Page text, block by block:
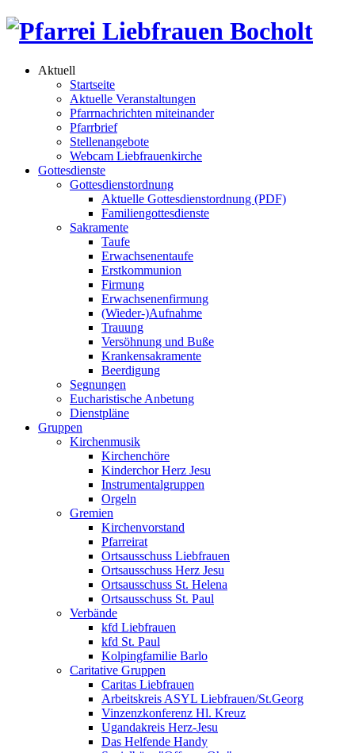
Aktuell
Startseite
Aktuelle Veranstaltungen
Pfarrnachrichten miteinander
Pfarrbrief
Stellenangebote
Webcam Liebfrauenkirche
Gottesdienste
Gottesdienstordnung
Aktuelle Gottesdienstordnung (PDF)
Familiengottesdienste
Sakramente
Taufe
Erwachsenentaufe
Erstkommunion
Firmung
Erwachsenenfirmung
(Wieder-)Aufnahme
Trauung
Versöhnung und Buße
Krankensakramente
Beerdigung
Segnungen
Eucharistische Anbetung
Dienstpläne
Gruppen
Kirchenmusik
Kirchenchöre
Kinderchor Herz Jesu
Instrumentalgruppen
Orgeln
Gremien
Kirchenvorstand
Pfarreirat
Ortsausschuss Liebfrauen
Ortsausschuss Herz Jesu
Ortsausschuss St. Helena
Ortsausschuss St. Paul
Verbände
kfd Liebfrauen
kfd St. Paul
Kolpingfamilie Barlo
Caritative Gruppen
Caritas Liebfrauen
Arbeitskreis ASYL Liebfrauen/St.Georg
Vinzenzkonferenz Hl. Kreuz
Ugandakreis Herz-Jesu
Das Helfende Handy